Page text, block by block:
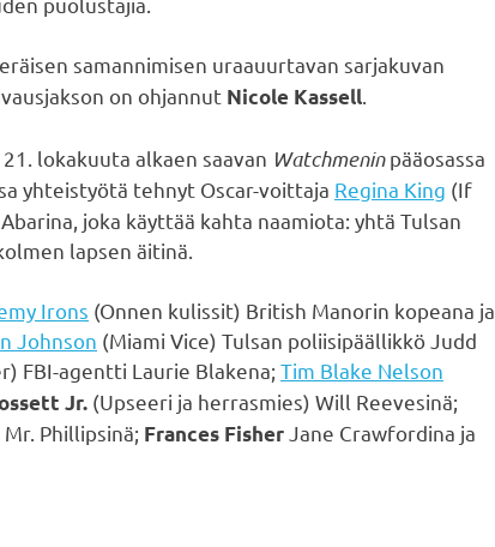
samannimisen uraauurtavan sarjakuvan
on ohjannut Nicole Kassell.
lokakuuta alkaen saavan Watchmeninpääosassa
yhteistyötä tehnyt Oscar-voittaja Regina King (If
joka käyttää kahta naamiota: yhtä Tulsan
lapsen äitinä.
Irons (Onnen kulissit) British Manorin kopeana ja
Johnson (Miami Vice) Tulsan poliisipäällikkö Judd
FBI-agentti Laurie Blakena; Tim Blake Nelson
Jr. (Upseeri ja herrasmies) Will Reevesinä;
Mr. Phillipsinä; Frances FisherJane Crawfordina ja